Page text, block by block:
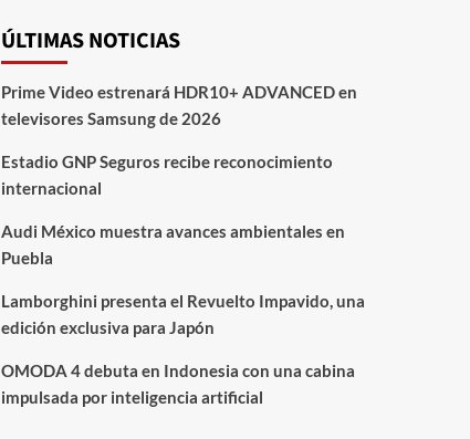
ÚLTIMAS NOTICIAS
Prime Video estrenará HDR10+ ADVANCED en
televisores Samsung de 2026
Estadio GNP Seguros recibe reconocimiento
internacional
Audi México muestra avances ambientales en
Puebla
Lamborghini presenta el Revuelto Impavido, una
edición exclusiva para Japón
OMODA 4 debuta en Indonesia con una cabina
impulsada por inteligencia artificial